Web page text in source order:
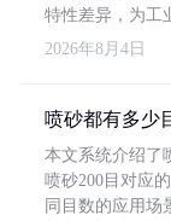
特性差异，为工
2026年8月4日
喷砂都有多少
本文系统介绍了
喷砂200目对应
同目数的应用场